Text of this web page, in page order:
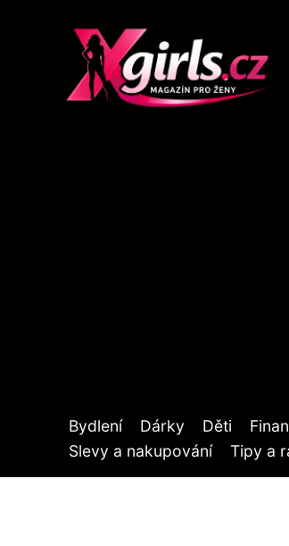
Bydlení Dárky Děti
Slevy a nakupování
Tipy a